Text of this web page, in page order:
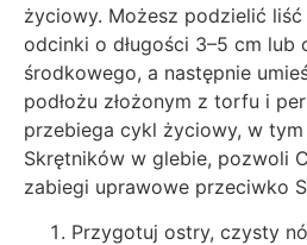
życiowy. Możesz podzielić
odcinki o długości 3–5 cm lub
środkowego, a następnie
podłożu złożonym z torfu i
przebiega cykl życiowy, w
Skrętników w glebie, pozwoli
zabiegi uprawowe przeciwko
Przygotuj ostry, czysty